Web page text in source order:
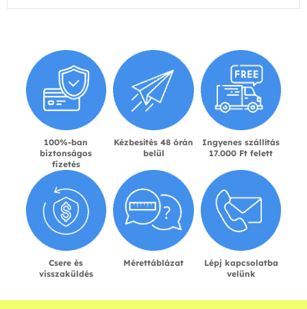
100%-ban
biztonságos
fizetés
Kézbesítés 48 órán
belül
Ingyenes szállítás
17.000 Ft felett
Csere és
visszaküldés
Mérettáblázat
Lépj kapcsolatba
velünk